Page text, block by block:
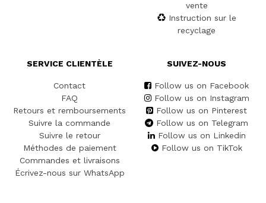
vente
Instruction sur le
recyclage
SERVICE CLIENTÈLE
Contact
FAQ
Retours et remboursements
Suivre la commande
Suivre le retour
Méthodes de paiement
Commandes et livraisons
Écrivez-nous sur WhatsApp
SUIVEZ-NOUS
Follow us on Facebook
Follow us on Instagram
Follow us on Pinterest
Follow us on Telegram
Follow us on Linkedin
Follow us on TikTok